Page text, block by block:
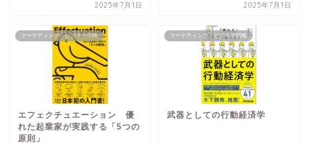
2025年7月1日 2025年7月1日
マーケティング・ビジネス戦略
エフェクチュエーション 優
れた起業家が実践する「5つの
原則」
マーケティング・ビジネス戦略
武器としての行動経済学